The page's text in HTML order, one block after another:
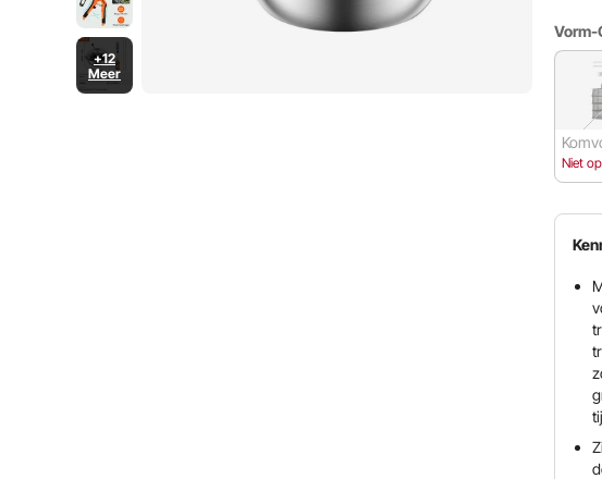
+12
Meer
Vorm-
ch
Niet